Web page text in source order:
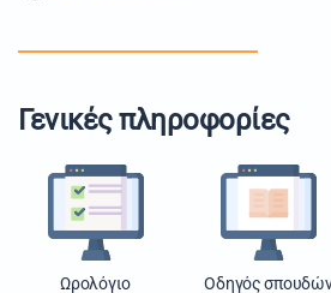
Γενικές πληροφορίες
Ωρολόγιο
Οδηγός